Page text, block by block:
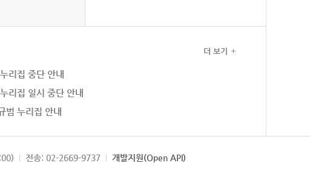
리집 중단 안내
리집 일시 중단 안내
범 누리집 안내
더 보기
전송: 02-2669-9737 개발지원(Open API)